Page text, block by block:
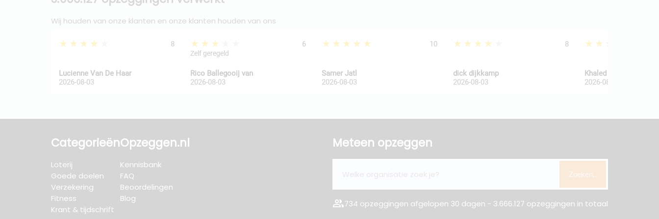
Wij houden van onze klanten en onze klanten houden van ons
★★★★★ 8
Lucienne Van De Haar
2026-08-03
★★★★★ 6
Zelf geregeld
Rico Ballegooij van
2026-08-03
★★★★★ 10
Samer Jatl
2026-08-03
★★★★★ 8
dick dijkkamp
2026-08-03
★★★★★
Khaled Al Wakaa
2026-08-03
Categorieën
Loterij
Goede doelen
Verzekering
Fitness
Krant & tijdschrift
Opzeggen.nl
Kennisbank
FAQ
Beoordelingen
Blog
Meteen opzeggen
Zoeken..
group734 opzeggingen afgelopen 30 dagen - 3.666.127 opzeggingen in totaal